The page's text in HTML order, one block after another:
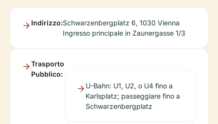
Indirizzo:Schwarzenbergplatz 6, 1030 Vienna
Ingresso principale in Zaunergasse 1/3
Trasporto
Pubblico:
U-Bahn: U1, U2, o U4 fino a
Karlsplatz; passeggiare fino a
Schwarzenbergplatz